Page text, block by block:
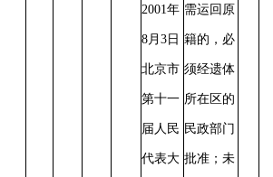
2001年
8月3日
北京市
第十一
届人民
代表大
需运回原
籍的，必
须经遗体
所在区的
民政部门
批准；未